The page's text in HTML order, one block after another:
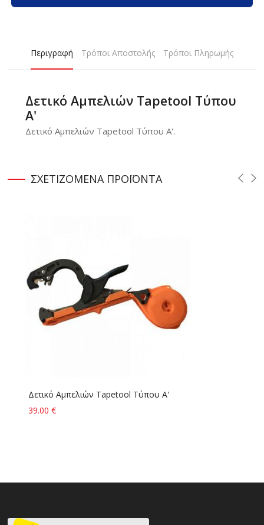
Περιγραφή Τρόποι Αποστολής Τρόποι Πληρωμής
Δετικό Aμπελιών Tapetool Tύπου
Α'
Δετικό Aμπελιών Tapetool Tύπου Α'.
ΣΧΕΤΙΖΟΜΕΝΑ ΠΡΟΪΟΝΤΑ
Δετικό Aμπελιών Tapetool Tύπου Α'
39.00 €